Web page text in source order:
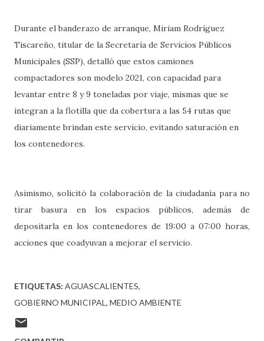
Durante el banderazo de arranque, Miriam Rodríguez
Tiscareño, titular de la Secretaría de Servicios Públicos
Municipales (SSP), detalló que estos camiones
compactadores son modelo 2021, con capacidad para
levantar entre 8 y 9 toneladas por viaje, mismas que se
integran a la flotilla que da cobertura a las 54 rutas que
diariamente brindan este servicio, evitando saturación en
los contenedores.
Asimismo, solicitó la colaboración de la ciudadanía para no
tirar basura en los espacios públicos, además de
depositarla en los contenedores de 19:00 a 07:00 horas,
acciones que coadyuvan a mejorar el servicio.
ETIQUETAS: AGUASCALIENTES
GOBIERNO MUNICIPAL MEDIO AMBIENTE